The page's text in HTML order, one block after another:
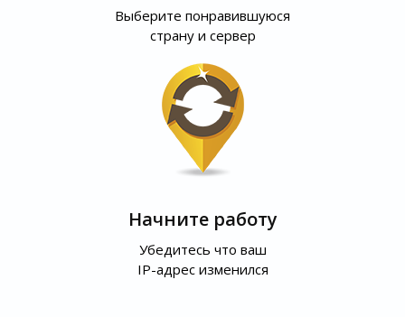
Выберите понравившуюся
страну и сервер
Начните работу
Убедитесь что ваш
IP-адрес изменился